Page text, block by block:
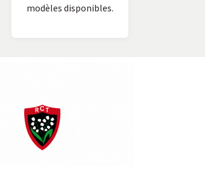
modèles disponibles.